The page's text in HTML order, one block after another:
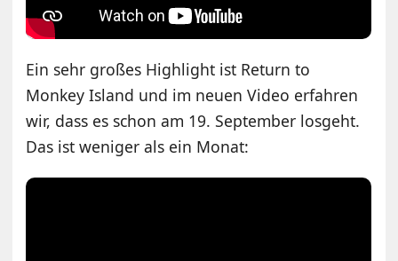
Ein sehr großes Highlight ist Return to
Monkey Island und im neuen Video erfahren
wir, dass es schon am 19. September losgeht.
Das ist weniger als ein Monat: